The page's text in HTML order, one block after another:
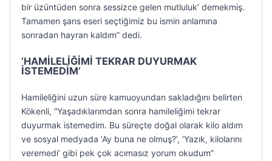
bir üzüntüden sonra sessizce gelen mutluluk’ demekmiş.
Tamamen şans eseri seçtiğimiz bu ismin anlamına
sonradan hayran kaldım” dedi.
‘HAMİLELİĞİMİ TEKRAR DUYURMAK
İSTEMEDİM’
Hamileliğini uzun süre kamuoyundan sakladığını belirten
Kökenli, “Yaşadıklarımdan sonra hamileliğimi tekrar
duyurmak istemedim. Bu süreçte doğal olarak kilo aldım
ve sosyal medyada ‘Ay buna ne olmuş?’, ‘Yazık, kilolarını
veremedi’ gibi pek çok acımasız yorum okudum”